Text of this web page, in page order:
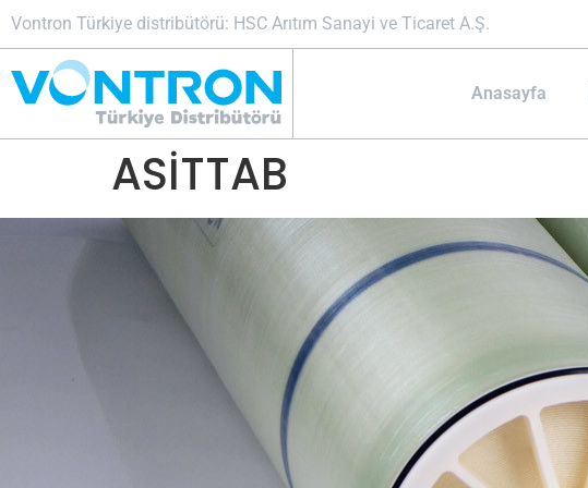
Vontron Türkiye distribütörü: HSC Arıtım Sanayi ve Ticaret A.Ş.
Anasayfa
ASİTTAB